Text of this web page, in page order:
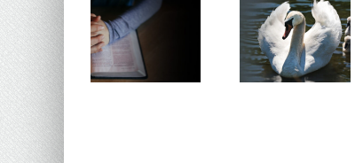
Grundsätze
Verleihens
Die
Tugend
der